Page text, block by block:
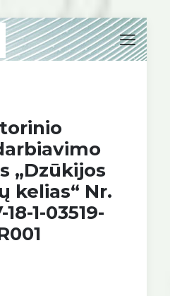
„Dzūkijos
kelias“ Nr.
1-03519-